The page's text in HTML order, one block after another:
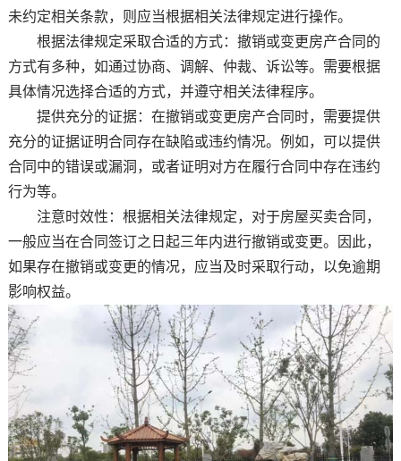
未约定相关条款，则应当根据相关法律规定进行操作。
根据法律规定采取合适的方式：撤销或变更房产合同的
方式有多种，如通过协商、调解、仲裁、诉讼等。需要根据
具体情况选择合适的方式，并遵守相关法律程序。
提供充分的证据：在撤销或变更房产合同时，需要提供
充分的证据证明合同存在缺陷或违约情况。例如，可以提供
合同中的错误或漏洞，或者证明对方在履行合同中存在违约
行为等。
注意时效性：根据相关法律规定，对于房屋买卖合同，
一般应当在合同签订之日起三年内进行撤销或变更。因此，
如果存在撤销或变更的情况，应当及时采取行动，以免逾期
影响权益。